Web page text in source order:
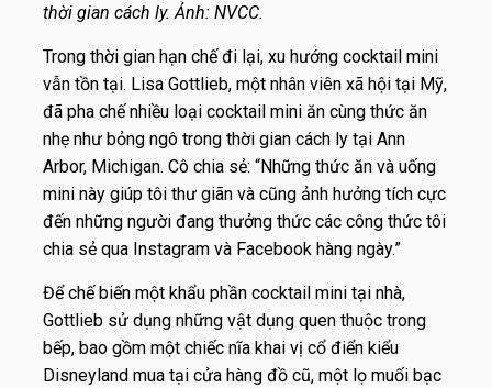
thời gian cách ly. Ảnh: NVCC.
Trong thời gian hạn chế đi lại, xu hướng cocktail mini
vẫn tồn tại. Lisa Gottlieb, một nhân viên xã hội tại Mỹ,
đã pha chế nhiều loại cocktail mini ăn cùng thức ăn
nhẹ như bỏng ngô trong thời gian cách ly tại Ann
Arbor, Michigan. Cô chia sẻ: “Những thức ăn và uống
mini này giúp tôi thư giãn và cũng ảnh hưởng tích cực
đến những người đang thưởng thức các công thức tôi
chia sẻ qua Instagram và Facebook hàng ngày.”
Để chế biến một khẩu phần cocktail mini tại nhà,
Gottlieb sử dụng những vật dụng quen thuộc trong
bếp, bao gồm một chiếc nĩa khai vị cổ điển kiểu
Disneyland mua tại cửa hàng đồ cũ, một lọ muối bạc